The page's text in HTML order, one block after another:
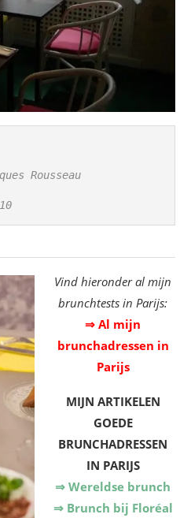
Rousseau
Vind hieronder al mijn
brunchtests in Parijs:
⇒ Al mijn
brunchadressen in
Parijs
MIJN ARTIKELEN
GOEDE
BRUNCHADRESSEN
IN PARIJS
⇒ Wereldse brunch
⇒ Brunch bij Floréal